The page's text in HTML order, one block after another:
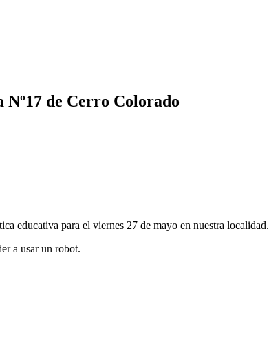
Nº17 de Cerro Colorado
educativa para el viernes 27 de mayo en nuestra localidad.
a usar un robot.